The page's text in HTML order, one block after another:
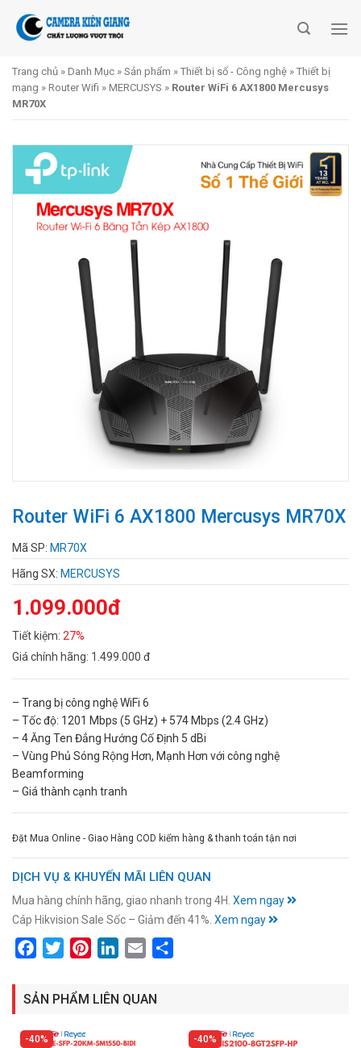
Trang chủ » Danh Mục » Sản phẩm » Thiết bị số - Công nghệ » Thiết bị
mạng » Router Wifi » MERCUSYS » Router WiFi 6 AX1800 Mercusys
MR70X
Router WiFi 6 AX1800 Mercusys MR70X
Mã SP: MR70X
Hãng SX: MERCUSYS
1.099.000đ
Tiết kiệm: 27%
Giá chính hãng: 1.499.000 đ
– Trang bị công nghệ WiFi 6
– Tốc độ: 1201 Mbps (5 GHz) + 574 Mbps (2.4 GHz)
– 4 Ăng Ten Đẳng Hướng Cố Định 5 dBi
– Vùng Phủ Sóng Rộng Hơn, Mạnh Hơn với công nghệ
Beamforming
– Giá thành cạnh tranh
Đặt Mua Online - Giao Hàng COD kiểm hàng & thanh toán tận nơi
DỊCH VỤ & KHUYẾN MÃI LIÊN QUAN
Mua hàng chính hãng, giao nhanh trong 4H. Xem ngay
Cáp Hikvision Sale Sốc – Giảm đến 41%. Xem ngay
FacebookTwitterPinterestLinkedIn
Email
SẢN PHẨM LIÊN QUAN
40% 40%